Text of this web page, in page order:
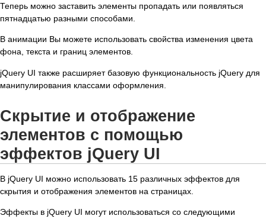
Теперь можно заставить элементы пропадать или появляться
пятнадцатью разными способами.
В анимации Вы можете использовать свойства изменения цвета
фона, текста и границ элементов.
jQuery UI также расширяет базовую функциональность jQuery для
манипулирования классами оформления.
Скрытие и отображение
элементов с помощью
эффектов jQuery UI
В jQuery UI можно использовать 15 различных эффектов для
скрытия и отображения элементов на страницах.
Эффекты в jQuery UI могут использоваться со следующими